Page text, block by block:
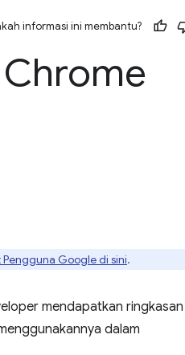
informasi ini membantu?
Pengguna Google di sini.
mendapatkan ringkasan
dalam